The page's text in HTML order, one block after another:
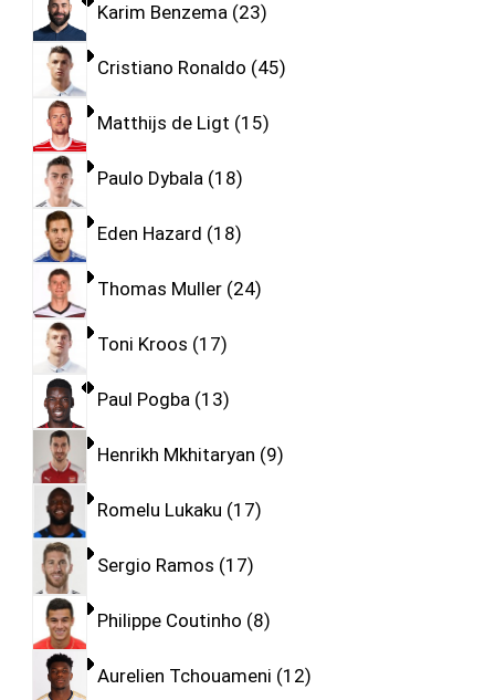
Karim Benzema 23
Cristiano Ronaldo 45
Matthijs de Ligt 15
Paulo Dybala 18
Eden Hazard 18
Thomas Muller 24
Toni Kroos 17
Paul Pogba 13
Henrikh Mkhitaryan 9
Romelu Lukaku 17
Sergio Ramos 17
Philippe Coutinho 8
Aurelien Tchouameni 12